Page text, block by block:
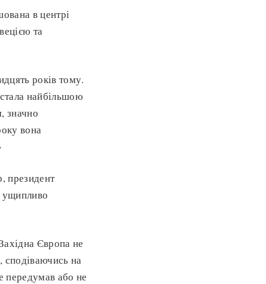
в центрі
та
років тому.
найбільшою
значно
вона
президент
ущипливо
Європа не
сподіваючись на
передумав або не